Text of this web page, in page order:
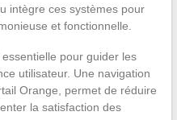
intègre ces systèmes pour
et fonctionnelle.
pour guider les
utilisateur. Une navigation
Orange, permet de réduire
la satisfaction des